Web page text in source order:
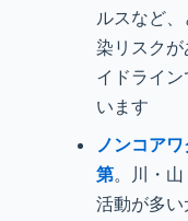
ルスなど
染リスク
イドライ
います
ノンコア
第。川・
活動が多